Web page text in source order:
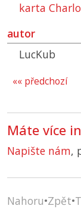
karta
autor
LucKub
«« předchozí
Máte více
Napište nám,
Nahoru•Zpět•